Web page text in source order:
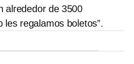
alrededor de 3500
les regalamos boletos”.